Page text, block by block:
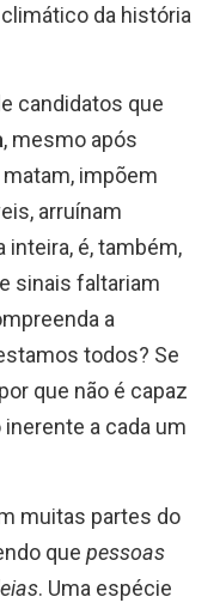
da história
candidatos que
, mesmo após
impõem
arruínam
inteira, é, também,
sinais faltariam
a
todos? Se
que não é capaz
a cada um
muitas partes do
que pessoas
. Uma espécie